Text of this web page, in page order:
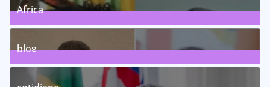
Africa
0Posts
blog
75Posts